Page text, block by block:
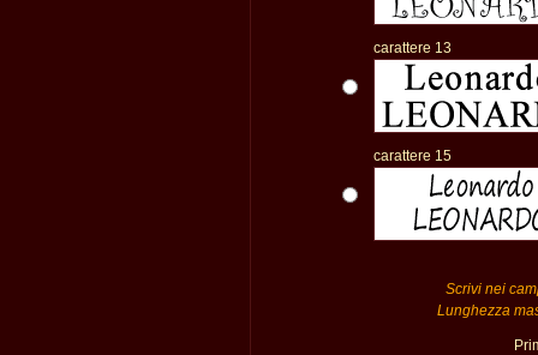
carattere 13
carattere 15
Scrivi nei
Lunghezza